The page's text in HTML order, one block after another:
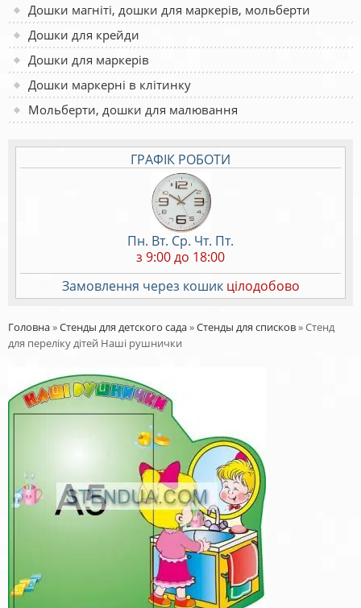
Дошки магніті, дошки для маркерів, мольберти
Дошки для крейди
Дошки для маркерів
Дошки маркерні в клітинку
Мольберти, дошки для малювання
ГРАФІК РОБОТИ
Пн. Вт. Ср. Чт. Пт.
з 9:00 до 18:00
Замовлення через кошик цілодобово
Головна»Стенды для детского сада»Стенды для списков»Стенд
для переліку дітей Наші рушнички